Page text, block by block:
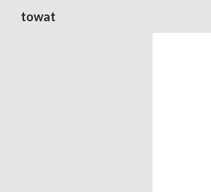
towat